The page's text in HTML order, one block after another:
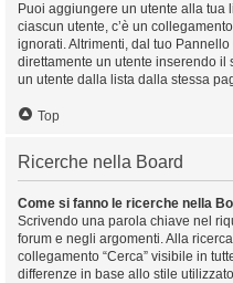
Puoi aggiungere un utente alla tua
ciascun utente, c’è un
ignorati. Altrimenti, dal tuo
direttamente un utente inserendo il
un utente dalla lista dalla stessa
Top
Ricerche nella Board
Come si fanno le ricerche nella
Scrivendo una parola chiave nel
forum e negli argomenti. Alla
collegamento “Cerca” visibile in
differenze in base allo stile